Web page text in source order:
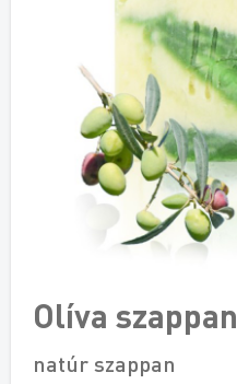
Olíva szappan
natúr szappan